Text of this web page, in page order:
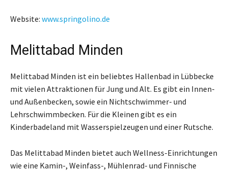
Website: www.springolino.de
Melittabad Minden
Melittabad Minden ist ein beliebtes Hallenbad in Lübbecke
mit vielen Attraktionen für Jung und Alt. Es gibt ein Innen-
und Außenbecken, sowie ein Nichtschwimmer- und
Lehrschwimmbecken. Für die Kleinen gibt es ein
Kinderbadeland mit Wasserspielzeugen und einer Rutsche.
Das Melittabad Minden bietet auch Wellness-Einrichtungen
wie eine Kamin-, Weinfass-, Mühlenrad- und Finnische